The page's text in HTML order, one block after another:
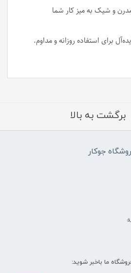
و شیک به میز کار شما
برای استفاده روزانه و مداوم.
برگشت به بالا
جوکار
ما باخبر شوید: